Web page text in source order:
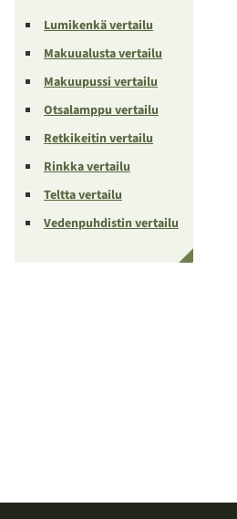
Lumikenkä vertailu
Makuualusta vertailu
Makuupussi vertailu
Otsalamppu vertailu
Retkikeitin vertailu
Rinkka vertailu
Teltta vertailu
Vedenpuhdistin vertailu